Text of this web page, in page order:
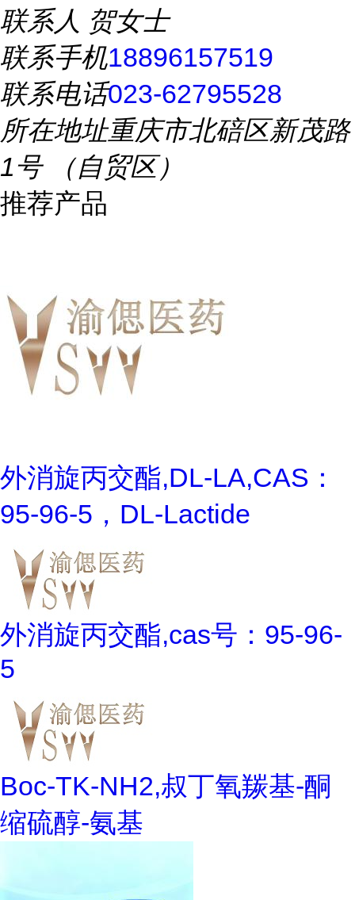
联系人 贺女士
联系手机18896157519
联系电话023-62795528
所在地址重庆市北碚区新茂路
1号 （自贸区）
推荐产品
外消旋丙交酯,DL-LA,CAS：
95-96-5，DL-Lactide
外消旋丙交酯,cas号：95-96-
5
Boc-TK-NH2,叔丁氧羰基-酮
缩硫醇-氨基